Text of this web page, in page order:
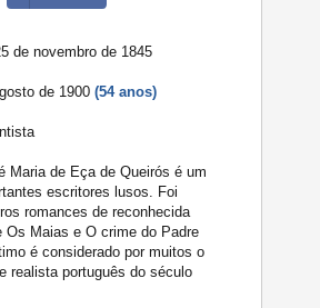
de novembro de 1845
de 1900(54 anos)
Maria de Eça de Queirós é um
escritores lusos. Foi
romances de reconhecida
Os Maias e O crime do Padre
é considerado por muitos o
realista português do século